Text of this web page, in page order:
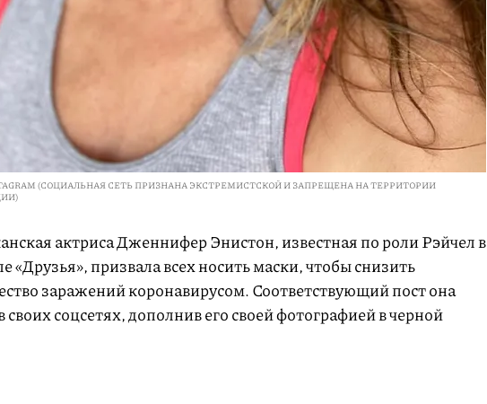
(СОЦИАЛЬНАЯ СЕТЬ ПРИЗНАНА ЭКСТРЕМИСТСКОЙ И ЗАПРЕЩЕНА НА ТЕРРИТОРИИ
актриса Дженнифер Энистон, известная по роли Рэйчел в
«Друзья», призвала всех носить маски, чтобы снизить
заражений коронавирусом. Соответствующий пост она
своих соцсетях, дополнив его своей фотографией в черной